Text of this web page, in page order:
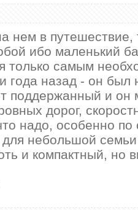
22-08-2015, 01:04
Сб.08.2015
0
[xfgiven_xfield]
[xfvalue_xfield]
нем в
ибо маленький
только самым
года назад - он
поддержанный и он
дорог,
надо, особенно
небольшой
и компактный, но